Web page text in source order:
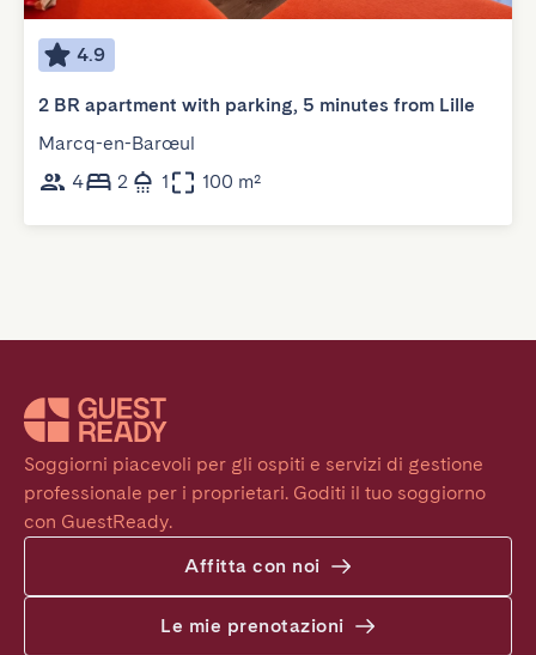
4.9
2 BR apartment with parking, 5 minutes from Lille
Marcq-en-Barœul
4
2 1 100 m²
Soggiorni piacevoli per gli ospiti e servizi di gestione
professionale per i proprietari. Goditi il tuo soggiorno
con GuestReady.
Affitta con noi
Le mie prenotazioni